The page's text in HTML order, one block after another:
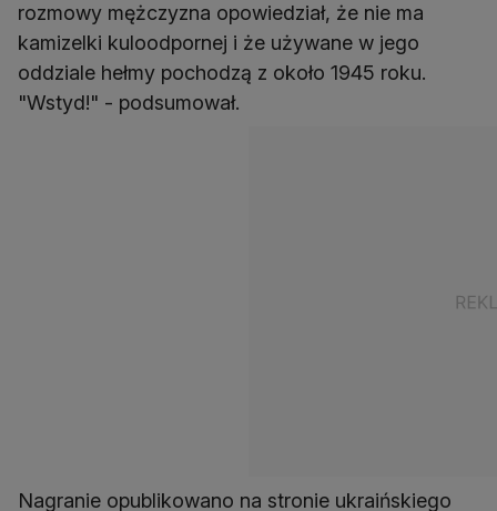
rozmowy mężczyzna opowiedział, że nie ma
kamizelki kuloodpornej i że używane w jego
oddziale hełmy pochodzą z około 1945 roku.
"Wstyd!" - podsumował.
Nagranie opublikowano na stronie ukraińskiego